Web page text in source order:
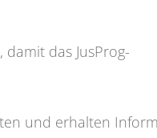
das JusProg-
und erhalten